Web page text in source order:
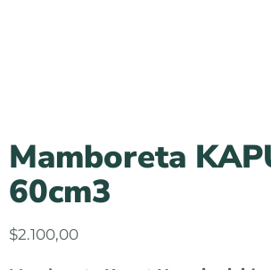
Mamboreta
60cm3
$2.100,00